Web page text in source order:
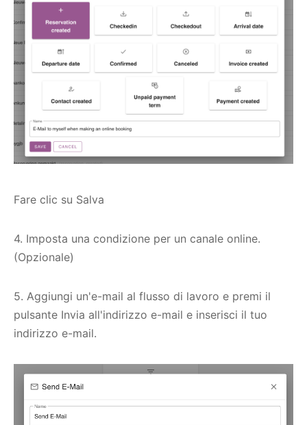
Fare clic su Salva
4. Imposta una condizione per un canale online.
(Opzionale)
5. Aggiungi un'e-mail al flusso di lavoro e premi il
pulsante Invia all'indirizzo e-mail e inserisci il tuo
indirizzo e-mail.